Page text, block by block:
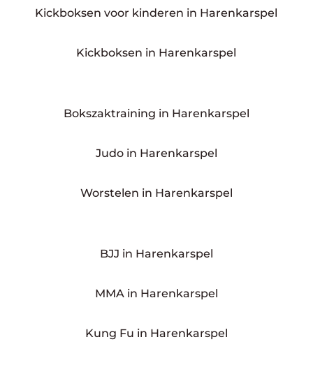
Kickboksen voor kinderen in Harenkarspel
Kickboksen in Harenkarspel
Bokszaktraining in Harenkarspel
Judo in Harenkarspel
Worstelen in Harenkarspel
BJJ in Harenkarspel
MMA in Harenkarspel
Kung Fu in Harenkarspel